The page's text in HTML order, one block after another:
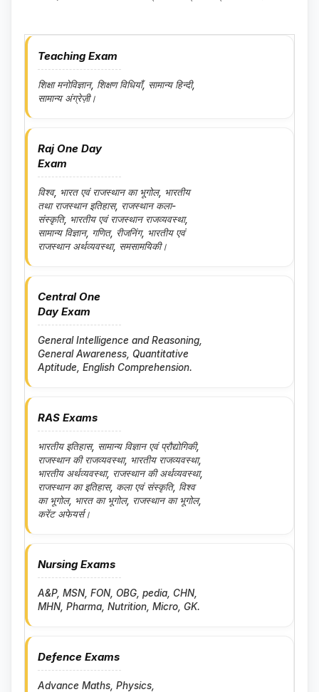
Teaching Exam
शिक्षा मनोविज्ञान, शिक्षण विधियाँ, सामान्य हिन्दी,
सामान्य अंग्रेज़ी।
Raj One Day
Exam
विश्व, भारत एवं राजस्थान का भूगोल, भारतीय
तथा राजस्थान इतिहास, राजस्थान कला-
संस्कृति, भारतीय एवं राजस्थान राजव्यवस्था,
सामान्य विज्ञान, गणित, रीजनिंग, भारतीय एवं
राजस्थान अर्थव्यवस्था, समसामयिकी।
Central One
Day Exam
General Intelligence and Reasoning,
General Awareness, Quantitative
Aptitude, English Comprehension.
RAS Exams
भारतीय इतिहास, सामान्य विज्ञान एवं प्रौद्योगिकी,
राजस्थान की राजव्यवस्था, भारतीय राजव्यवस्था,
भारतीय अर्थव्यवस्था, राजस्थान की अर्थव्यवस्था,
राजस्थान का इतिहास, कला एवं संस्कृति, विश्व
का भूगोल, भारत का भूगोल, राजस्थान का भूगोल,
करेंट अफेयर्स।
Nursing Exams
A&P, MSN, FON, OBG, pedia, CHN,
MHN, Pharma, Nutrition, Micro, GK.
Defence Exams
Advance Maths, Physics,